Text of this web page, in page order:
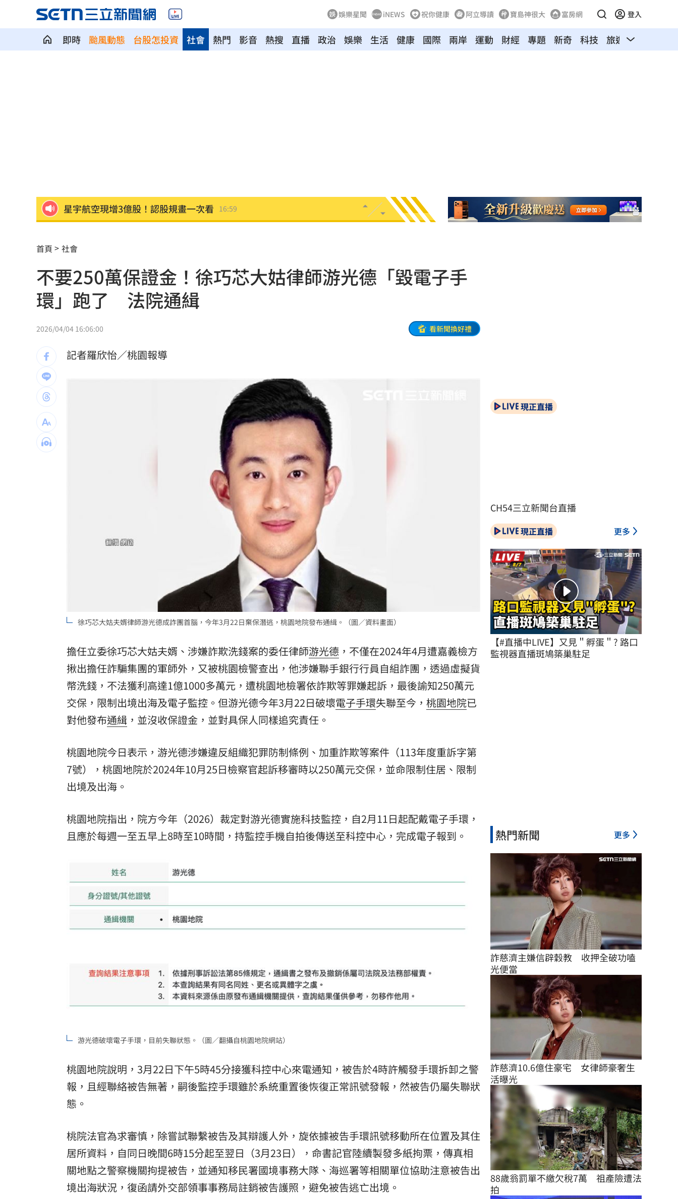
娛樂星聞 iNEWS 祝你健康 阿立導讀 寶島神很大 富房網 登入
即時 颱風動態 台股怎投資 熱門 影音 熱搜 直播 政治
社會 娛樂 生活 健康 國際 兩岸 運動 財經 專題 新奇 科技 旅遊 汽車
投信逆勢挺「這檔」狂掃近7千張奪買超王
Mina同學發聲 揭她19歲半工半讀考上名校
南港LaLaport鷹架倒塌！北市開罰30萬 16:53
台股風向變了！他點3改變：資金往這族群
80歲伯不甩演習硬闖…嗆警：路你家的逆？
退休族注意！國泰金「5招」老本護城河
泰國14歲少年先殺祖父母再屠6師生 動機曝 16:44
韓韶禧接棒安海瑟薇！搭崔岷植被嫌「嫩」 16:43
來台1年賺百萬 韓啦啦隊女神定居台灣 16:42
石崇良、姜至剛驚傳請辭？衛福部回應了 16:39
慈濟遭詐10億 最新聲明：不排除提告求償
73歲首過父親節 他找亡妻淚：今天好快樂 16:35
16:34
三立iNEWS新聞台線上直播
商場戰國來臨 台中「頂奢大道」逐漸成形 12:00
台彩父親節推新刮刮樂千萬頭獎超「爸」氣 12:00
「拍片人的多重宇宙」職涯論壇9/12登場！ 10:30
8國球員齊聚高雄 Formosa 7s掀足球熱潮 10:00
理想混蛋號召粉絲跨海追星吃美食！ 18:15
首頁 社會
不要250萬保證金！徐巧芯大姑律師游光德「毀電子手
環」跑了 法院通緝
2026/04/04 16:06:00 看新聞換好禮
記者羅欣怡／桃園報導
徐巧芯大姑夫婿律師游光德成詐團首腦，今年3月22日棄保潛逃，桃園地院發布通緝。（圖／資料畫面）
擔任立委徐巧芯大姑夫婿、涉嫌詐欺洗錢案的委任律師游光德 ，不僅在2024年4月遭嘉義檢方
揪出擔任詐騙集團的軍師外，又被桃園檢警查出，他涉嫌聯手銀行行員自組詐團，透過虛擬貨
幣洗錢，不法獲利高達1億1000多萬元，遭桃園地檢署依詐欺等罪嫌起訴，最後諭知250萬元
交保，限制出境出海及電子監控。但游光德今年3月22日破壞電子手環失聯至今， 桃園地院已
對他發布通緝 ，並沒收保證金，並對具保人同樣追究責任。
桃園地院今日表示，游光德涉嫌違反組織犯罪防制條例、加重詐欺等案件（113年度重訴字第
7號），桃園地院於2024年10月25日檢察官起訴移審時以250萬元交保，並命限制住居、限制
出境及出海。
桃園地院指出，院方今年（2026）裁定對游光德實施科技監控，自2月11日起配戴電子手環，
且應於每週一至五早上8時至10時間，持監控手機自拍後傳送至科控中心，完成電子報到。
游光德破壞電子手環，目前失聯狀態。（圖／翻攝自桃園地院網站）
桃園地院說明，3月22日下午5時45分接獲科控中心來電通知，被告於4時許觸發手環拆卸之警
報，且經聯絡被告無著，嗣後監控手環雖於系統重置後恢復正常訊號發報，然被告仍屬失聯狀
態。
桃院法官為求審慎，除嘗試聯繫被告及其辯護人外，旋依據被告手環訊號移動所在位置及其住
居所資料，自同日晚間6時15分起至翌日（3月23日），命書記官陸續製發多紙拘票，傳真相
關地點之警察機關拘提被告，並通知移民署國境事務大隊、海巡署等相關單位協助注意被告出
境出海狀況，復函請外交部領事事務局註銷被告護照，避免被告逃亡出境。
現正直播
CH54三立新聞台直播
現正直播 更多
【#直播中LIVE】又見＂孵蛋＂? 路口
監視器直播斑鳩築巢駐足
熱門新聞 更多
詐慈濟主嫌信辟穀教　收押全破功嗑
光便當
詐慈濟10.6億住豪宅　女律師豪奢生
活曝光
88歲翁罰單不繳欠稅7萬　祖產險遭法
拍